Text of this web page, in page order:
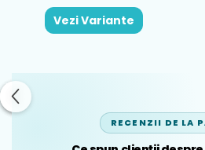
Vezi Variante
RECENZII DE LA